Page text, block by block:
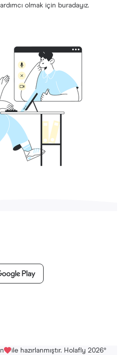
olmak için buradayız.
ile hazırlanmıştır. Holafly 2026®